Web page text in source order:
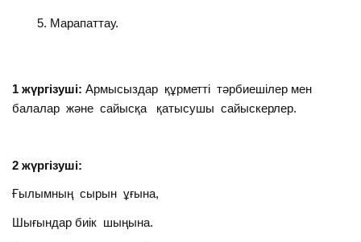
Марапаттау.
1 жүргізуші: Армысыздар құрметті тәрбиешілер мен
балалар және сайысқа қатысушы сайыскерлер.
2 жүргізуші:
Ғылымның сырын ұғына,
Шығындар биік шыңына.